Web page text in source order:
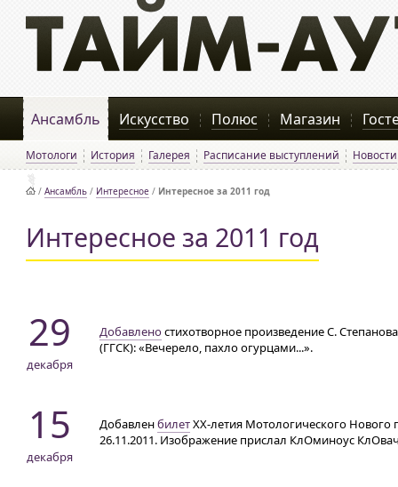
Ансамбль Искусство Полюс Магазин
Мотологи История Галерея Расписание выступлений Новости
/ Ансамбль / Интересное / Интересное за 2011 год
Интересное за 2011 год
29
декабря
Добавленостихотворное произведение С. Степанова
(ГГСК): «Вечерело, пахло огурцами...».
15
декабря
ДобавленбилетXX-летия Мотологического Нового
26.11.2011. Изображение прислал КлОминоус